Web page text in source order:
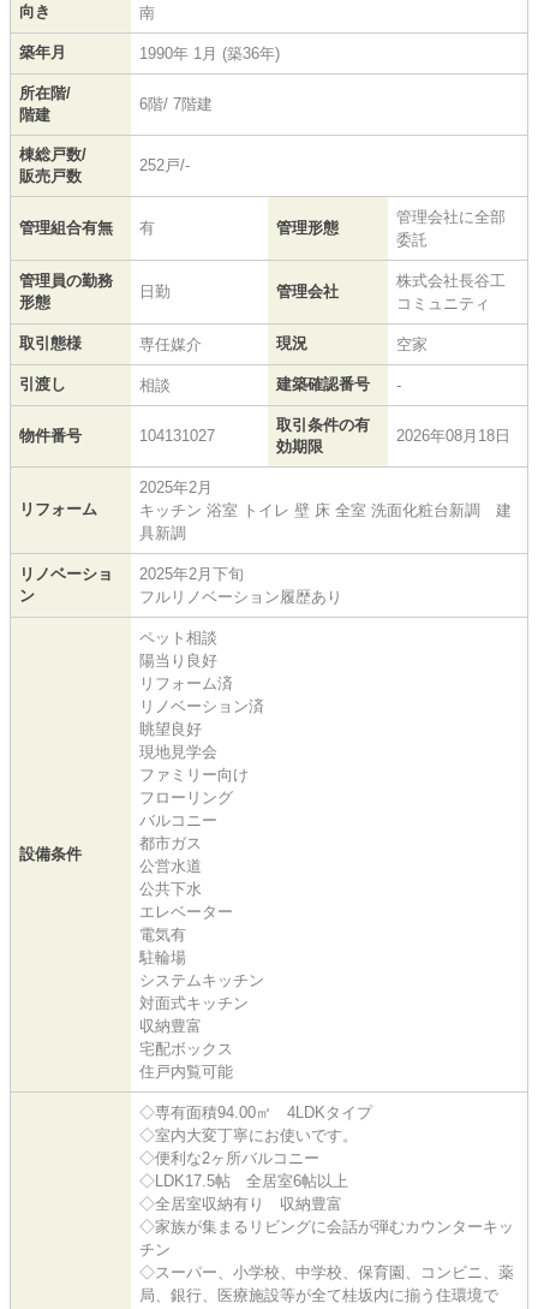
向き 南
築年月 1990年 1月 (築36年)
所在階/
階建
6階/ 7階建
棟総戸数/
販売戸数
252戸/-
管理組合有無 有 管理形態
管理会社に全部
委託
管理員の勤務
形態
日勤 管理会社
株式会社長谷工
コミュニティ
取引態様 専任媒介 現況 空家
引渡し 相談 建築確認番号 -
物件番号 104131027
取引条件の有
効期限
2026年08月18日
リフォーム
2025年2月
キッチン 浴室 トイレ 壁 床 全室 洗面化粧台新調 建
具新調
リノベーショ
ン
2025年2月下旬
フルリノベーション履歴あり
設備条件
ペット相談
陽当り良好
リフォーム済
リノベーション済
眺望良好
現地見学会
ファミリー向け
フローリング
バルコニー
都市ガス
公営水道
公共下水
エレベーター
電気有
駐輪場
システムキッチン
対面式キッチン
収納豊富
宅配ボックス
住戸内覧可能
◇専有面積94.00㎡ 4LDKタイプ
◇室内大変丁寧にお使いです。
◇便利な2ヶ所バルコニー
◇LDK17.5帖 全居室6帖以上
◇全居室収納有り 収納豊富
◇家族が集まるリビングに会話が弾むカウンターキッ
チン
◇スーパー、小学校、中学校、保育園、コンビニ、薬
局、銀行、医療施設等が全て桂坂内に揃う住環境で